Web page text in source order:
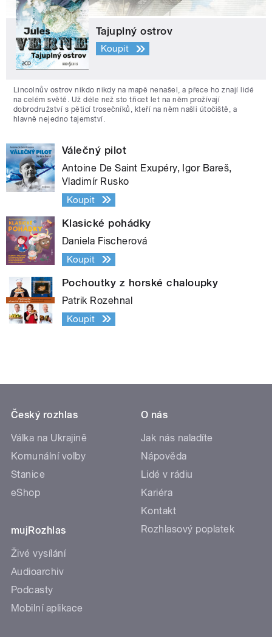
Tajuplný ostrov
Koupit
Lincolnův ostrov nikdo nikdy na mapě nenašel, a přece ho znají lidé
na celém světě. Už déle než sto třicet let na něm prožívají
dobrodružství s pěticí trosečníků, kteří na něm našli útočiště, a
hlavně nejedno tajemství.
Válečný pilot
Antoine De Saint Exupéry, Igor Bareš,
Vladimír Rusko
Koupit
Klasické pohádky
Daniela Fischerová
Koupit
Pochoutky z horské chaloupky
Patrik Rozehnal
Koupit
Český rozhlas
Válka na Ukrajině
Komunální volby
Stanice
eShop
mujRozhlas
Živé vysílání
Audioarchiv
Podcasty
Mobilní aplikace
O nás
Jak nás naladíte
Nápověda
Lidé v rádiu
Kariéra
Kontakt
Rozhlasový poplatek